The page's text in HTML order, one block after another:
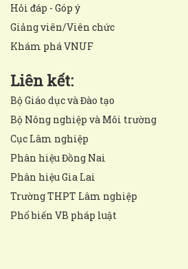
Hỏi đáp - Góp ý
Giảng viên/Viên chức
Khám phá VNUF
Liên kết:
Bộ Giáo dục và Đào tạo
Bộ Nông nghiệp và Môi trường
Cục Lâm nghiệp
Phân hiệu Đồng Nai
Phân hiệu Gia Lai
Trường THPT Lâm nghiệp
Phổ biến VB pháp luật